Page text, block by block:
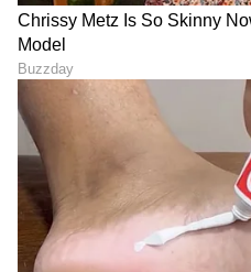
ಮತ್ತು ತೆಗೆದುಕೊಳ್ಳುವ
ಸಂಗಾತಿ ಅಥವಾ ಕುಟುಂಬದ
ಪರಿಗಣಿಸಿ. ಸಹೋದ್ಯೋಗಿಗಳ
ಸಾಧ್ಯತೆಗಳಿವೆ. ಮನೆಯಿಂದ
ನಿಮ್ಮ ಹೆತ್ತವರ ಪಾದಗಳನ್ನು
ಕೆಲಸದಲ್ಲಿರುವ ಎಲ್ಲಾ
ಅದೃಷ್ಟ ಬಣ್ಣ: ಕೆಂಗಂದು